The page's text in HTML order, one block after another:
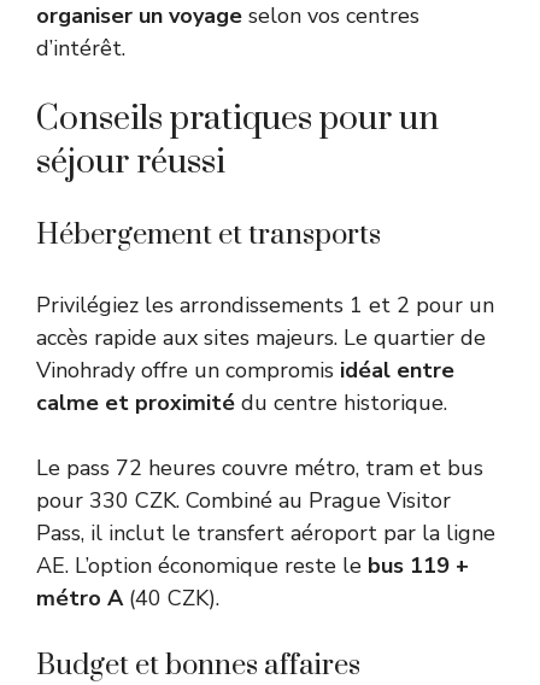
organiser un voyage selon vos centres
d’intérêt.
Conseils pratiques pour un
séjour réussi
Hébergement et transports
Privilégiez les arrondissements 1 et 2 pour un
accès rapide aux sites majeurs. Le quartier de
Vinohrady offre un compromis idéal entre
calme et proximité du centre historique.
Le pass 72 heures couvre métro, tram et bus
pour 330 CZK. Combiné au Prague Visitor
Pass, il inclut le transfert aéroport par la ligne
AE. L’option économique reste le bus 119 +
métro A(40 CZK).
Budget et bonnes affaires